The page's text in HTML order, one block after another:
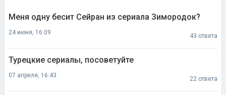
Меня одну бесит Сейран из сериала Зимородок?
24 июня, 16:09
43 ответа
Турецкие сериалы, посоветуйте
07 апреля, 16:43
22 ответа